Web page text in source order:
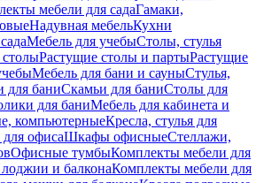
мебели для садаГамаки,
Надувная мебельКухни
Мебель для учебыСтолы, стулья
Растущие столы и партыРастущие
Мебель для бани и сауныСтулья,
для баниСкамьи для баниСтолы для
для баниМебель для кабинета и
компьютерныеКресла, стулья для
офисаШкафы офисныеСтеллажи,
Офисные тумбыКомплекты мебели для
и балконаКомплекты мебели для